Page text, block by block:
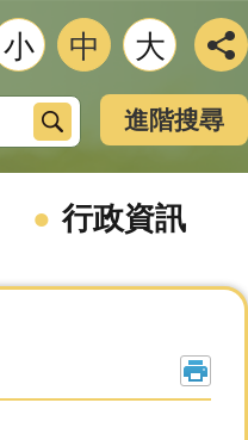
小 中 大
搜尋 進階搜尋
行政資訊